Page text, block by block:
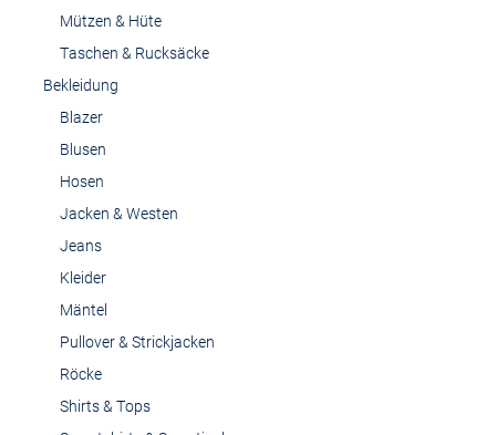
Mützen & Hüte
Taschen & Rucksäcke
Bekleidung
Blazer
Blusen
Hosen
Jacken & Westen
Jeans
Kleider
Mäntel
Pullover & Strickjacken
Röcke
Shirts & Tops